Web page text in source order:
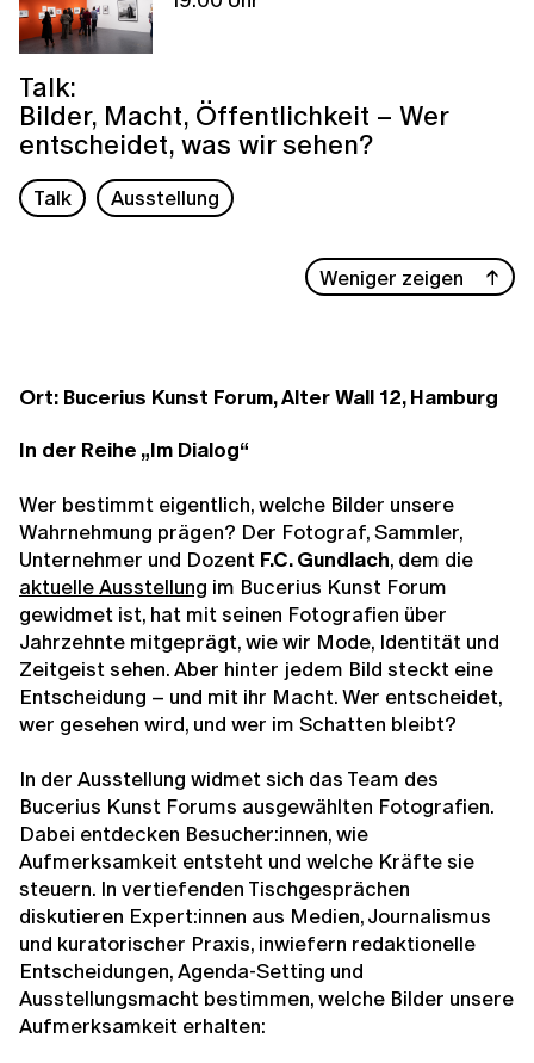
Talk:
Bilder, Macht, Öffentlichkeit – Wer
entscheidet, was wir sehen?
Talk Ausstellung
Weniger zeigen
Ort: Bucerius Kunst Forum, Alter Wall 12, Hamburg
In der Reihe „Im Dialog“
Wer bestimmt eigentlich, welche Bilder unsere
Wahrnehmung prägen? Der Fotograf, Sammler,
Unternehmer und Dozent F.C. Gundlach, dem die
aktuelle Ausstellung im Bucerius Kunst Forum
gewidmet ist, hat mit seinen Fotografien über
Jahrzehnte mitgeprägt, wie wir Mode, Identität und
Zeitgeist sehen. Aber hinter jedem Bild steckt eine
Entscheidung – und mit ihr Macht. Wer entscheidet,
wer gesehen wird, und wer im Schatten bleibt?
In der Ausstellung widmet sich das Team des
Bucerius Kunst Forums ausgewählten Fotografien.
Dabei entdecken Besucher:innen, wie
Aufmerksamkeit entsteht und welche Kräfte sie
steuern. In vertiefenden Tischgesprächen
diskutieren Expert:innen aus Medien, Journalismus
und kuratorischer Praxis, inwiefern redaktionelle
Entscheidungen, Agenda-Setting und
Ausstellungsmacht bestimmen, welche Bilder unsere
Aufmerksamkeit erhalten: